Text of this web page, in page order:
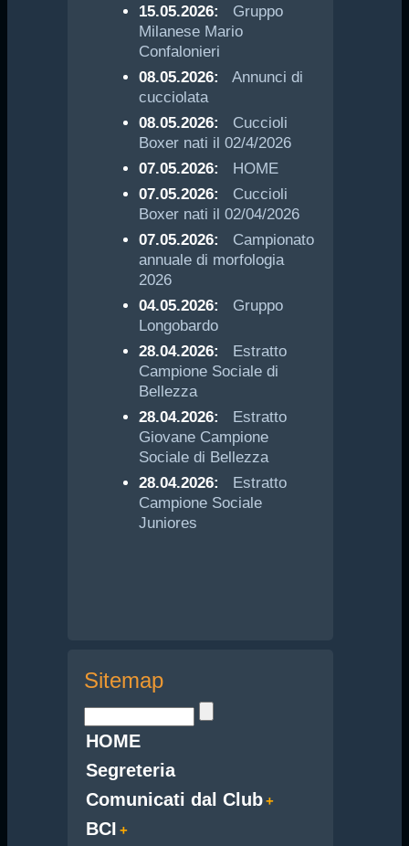
15.05.2026:
Gruppo
Milanese Mario
Confalonieri
08.05.2026:
Annunci di
cucciolata
08.05.2026:
Cuccioli
Boxer nati il 02/4/2026
07.05.2026:
HOME
07.05.2026:
Cuccioli
Boxer nati il 02/04/2026
07.05.2026:
Campionato
annuale di morfologia
2026
04.05.2026:
Gruppo
Longobardo
28.04.2026:
Estratto
Campione Sociale di
Bellezza
28.04.2026:
Estratto
Giovane Campione
Sociale di Bellezza
28.04.2026:
Estratto
Campione Sociale
Juniores
Sitemap
HOME
Segreteria
Comunicati dal Club
BCI